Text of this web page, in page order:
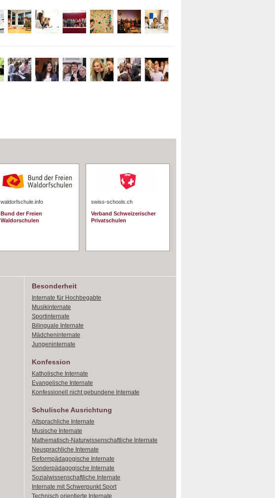
waldorfschule.info
Bund der Freien
Waldorschulen
swiss-schools.ch
Verband Schweizerischer
Privatschulen
Besonderheit
Internate für Hochbegabte
Musikinternate
Sportinternate
Bilinguale Internate
Mädcheninternate
Jungeninternate
Konfession
Katholische Internate
Evangelische Internate
Konfessionell nicht gebundene Internate
Schulische Ausrichtung
Altsprachliche Internate
Musische Internate
Mathematisch-Naturwissenschaftliche Internate
Neusprachliche Internate
Reformpädagogische Internate
Sonderpädagogische Internate
Sozialwissenschaftliche Internate
Internate mit Schwerpunkt Sport
Technisch orientierte Internate